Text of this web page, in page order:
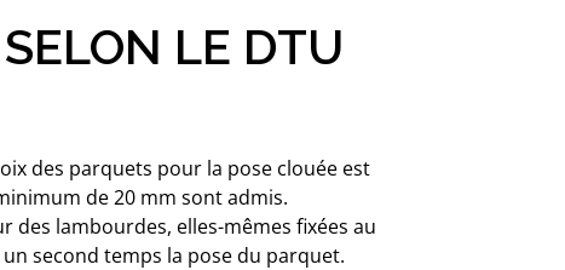
LE DTU
des parquets pour la pose clouée est
de 20 mm sont admis.
des lambourdes, elles-mêmes fixées au
second temps la pose du parquet.